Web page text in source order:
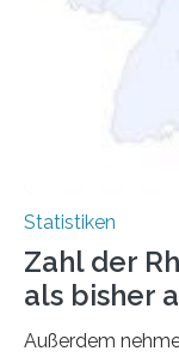
Statistiken
Zahl der
als bisher
Außerdem